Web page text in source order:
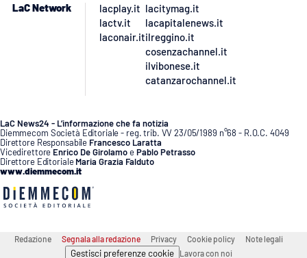
Lacapitalenews.it
Ilreggino.it
Cosenzachannel.it
Ilvibonese.it
Catanzarochannel.it
LaC Network
lacplay.it
lactv.it
laconair.it
lacitymag.it
lacapitalenews.it
ilreggino.it
cosenzachannel.it
ilvibonese.it
catanzarochannel.it
LaC News24 - L’informazione che fa notizia
Diemmecom Società Editoriale - reg. trib. VV 23/05/1989 n°68 - R.O.C. 4049
Direttore Responsabile Francesco Laratta
Vicedirettore Enrico De GirolamoePablo Petrasso
Direttore Editoriale Maria Grazia Falduto
www.diemmecom.it
Redazione Segnala alla redazione Privacy Cookie policy Note legali
Gestisci preferenze cookie Lavora con noi